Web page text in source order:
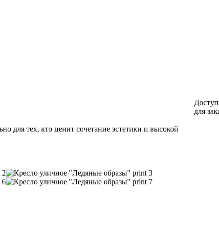
для
для тех, кто ценит сочетание эстетики и высокой